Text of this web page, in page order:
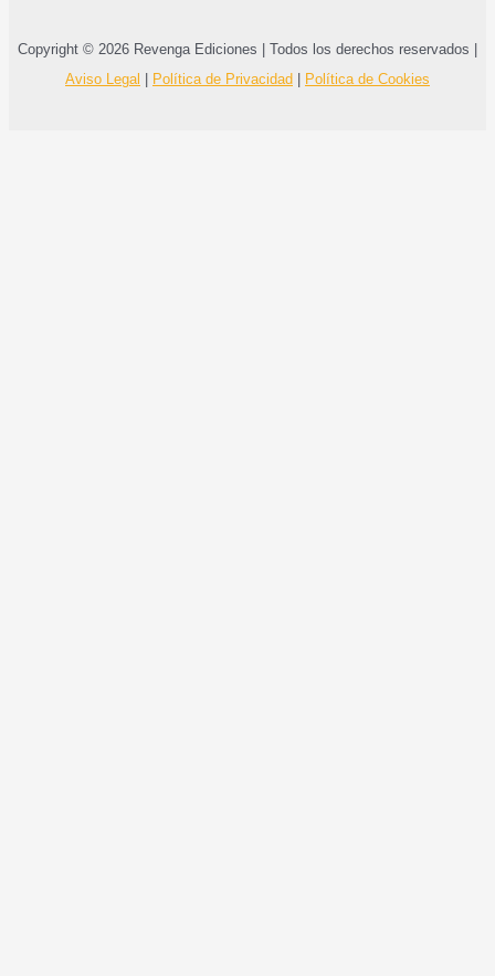
Copyright © 2026 Revenga Ediciones | Todos los derechos reservados |
Aviso Legal
Política de Privacidad Política de Cookies